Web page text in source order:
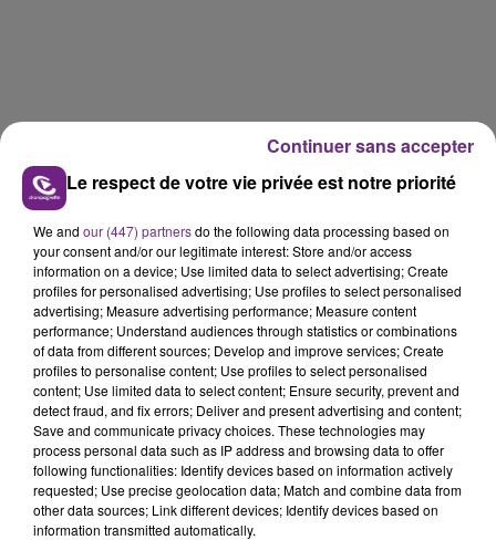
Le respect de votre vie privée est notre priorité
We and our (447) partnersdo the following data processing based on
your consent and/or our legitimate interest: Store and/or access
information on a device; Use limited data to select advertising; Create
profiles for personalised advertising; Use profiles to select personalised
advertising; Measure advertising performance; Measure content
performance; Understand audiences through statistics or combinations
of data from different sources; Develop and improve services; Create
profiles to personalise content; Use profiles to select personalised
content; Use limited data to select content; Ensure security, prevent and
detect fraud, and fix errors; Deliver and present advertising and content;
Save and communicate privacy choices. These technologies may
process personal data such as IP address and browsing data to offer
following functionalities: Identify devices based on information actively
requested; Use precise geolocation data; Match and combine data from
other data sources; Link different devices; Identify devices based on
information transmitted automatically.
Continuer sans accepter